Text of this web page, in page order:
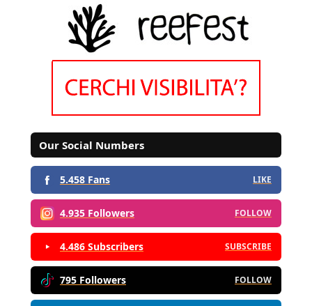
Our Social Numbers
5.458 Fans LIKE
4.935 Followers FOLLOW
4.486 Subscribers SUBSCRIBE
795 Followers FOLLOW